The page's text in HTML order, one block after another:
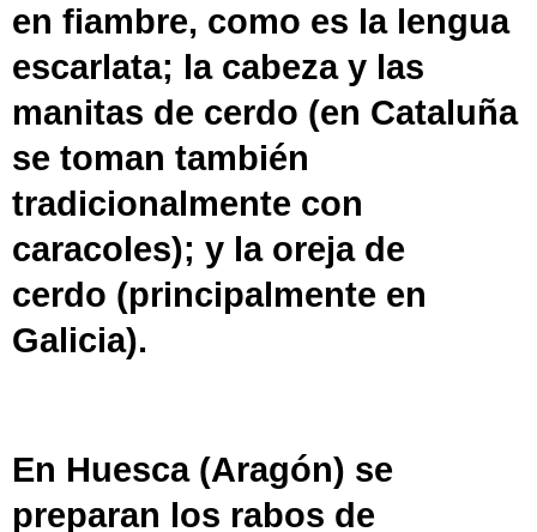
en fiambre, como es la lengua
escarlata; la cabezay las
manitas de cerdo (en Cataluña
se toman también
tradicionalmente con
caracoles); y la oreja de
cerdo (principalmente en
Galicia).
En Huesca(Aragón) se
preparan los rabos de